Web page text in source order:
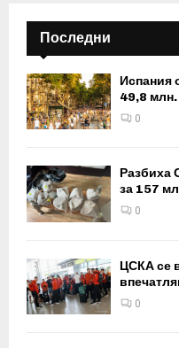
Последни
Испания
49,8
0
Разбиха
за 157
0
ЦСКА се
0